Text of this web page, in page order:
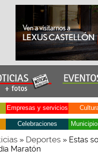
Empresas y servicios
Celebraciones
» Deportes» Estas
Maratón